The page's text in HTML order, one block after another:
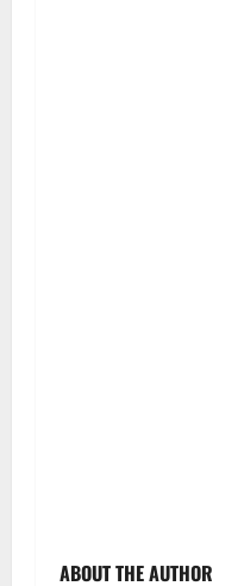
ABOUT THE AUTHOR